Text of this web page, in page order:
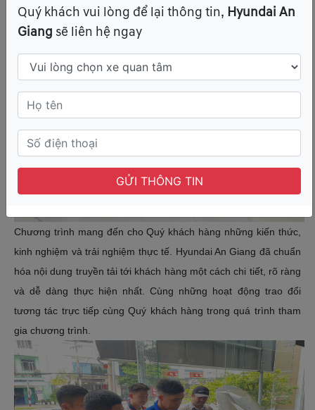
Chương trình mang đến cho Quý khách hàng những kiến thức,
kinh nghiệm và trải nghiệm thực tế. Hyundai An Giang đã chuẩn
hóa nội dung truyền tải tới khách hàng một cách chi tiết, rõ ràng
và dễ dàng thực hiện nhất. Cùng những hoạt động trao đổi
tương tác trực tiếp cùng Quý khách hàng trong quá trình tham
gia chương trình.
Quý khách vui lòng để lại thông tin, Hyundai An
Giang sẽ liên hệ ngay
GỬI THÔNG TIN